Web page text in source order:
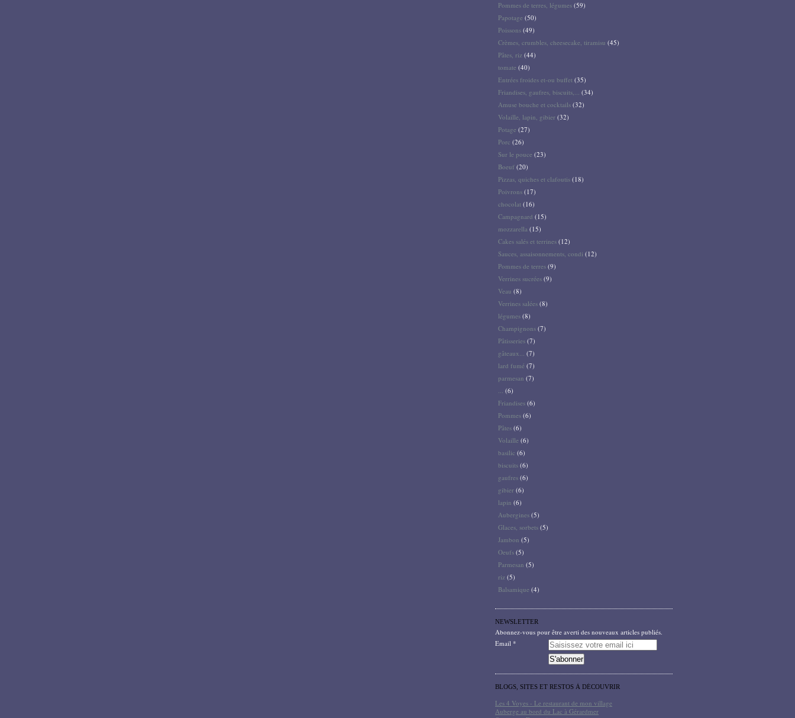
Pommes de terres, légumes (59)
Papotage (50)
Poissons (49)
Crèmes, crumbles, cheesecake, tiramisu (45)
Pâtes, riz (44)
tomate (40)
Entrées froides et-ou buffet (35)
Friandises, gaufres, biscuits,... (34)
Amuse bouche et cocktails (32)
Volaille, lapin, gibier (32)
Potage (27)
Porc (26)
Sur le pouce (23)
Boeuf (20)
Pizzas, quiches et clafoutis (18)
Poivrons (17)
chocolat (16)
Campagnard (15)
mozzarella (15)
Cakes salés et terrines (12)
Sauces, assaisonnements, condi (12)
Pommes de terres (9)
Verrines sucrées (9)
Veau (8)
Verrines salées (8)
légumes (8)
Champignons (7)
Pâtisseries (7)
gâteaux... (7)
lard fumé (7)
parmesan (7)
... (6)
Friandises (6)
Pommes (6)
Pâtes (6)
Volaille (6)
basilic (6)
biscuits (6)
gaufres (6)
gibier (6)
lapin (6)
Aubergines (5)
Glaces, sorbets (5)
Jambon (5)
Oeufs (5)
Parmesan (5)
riz (5)
Balsamique (4)
NEWSLETTER
Abonnez-vous pour être averti des nouveaux articles publiés.
Email
BLOGS, SITES ET RESTOS À DÉCOUVRIR
Les 4 Voyes - Le restaurant de mon village
Auberge au bord du Lac à Gérardmer